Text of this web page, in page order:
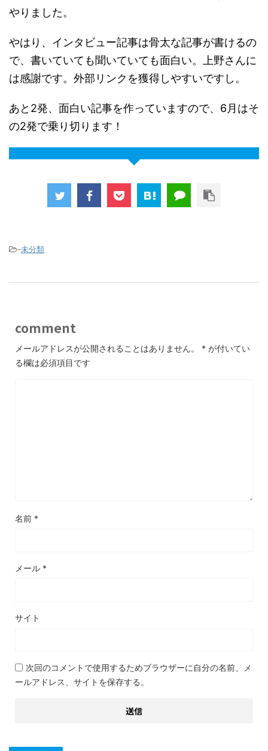
やりました。
やはり、インタビュー記事は骨太な記事が書けるの
で、書いていても聞いていても面白い。上野さんに
は感謝です。外部リンクを獲得しやすいですし。
あと2発、面白い記事を作っていますので、6月はそ
の2発で乗り切ります！
-未分類
comment
メールアドレスが公開されることはありません。 * が付いてい
る欄は必須項目です
名前 *
メール *
サイト
次回のコメントで使用するためブラウザーに自分の名前、メ
ールアドレス、サイトを保存する。